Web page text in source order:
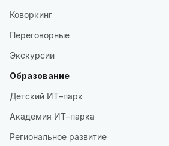
Коворкинг
Переговорные
Экскурсии
Образование
Детский ИТ–парк
Академия ИТ–парка
Региональное развитие